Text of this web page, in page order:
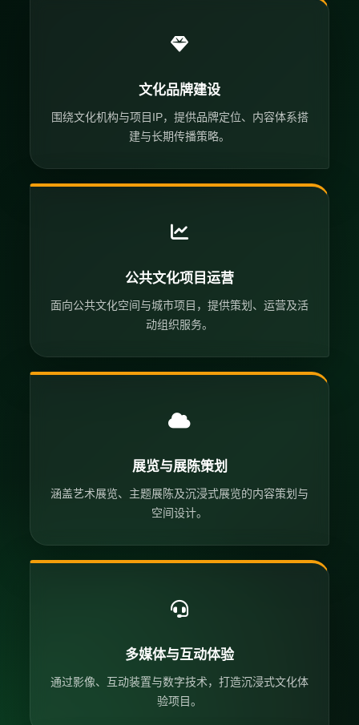
文化品牌建设
围绕文化机构与项目IP，提供品牌定位、内容体系搭
建与长期传播策略。
公共文化项目运营
面向公共文化空间与城市项目，提供策划、运营及活
动组织服务。
展览与展陈策划
涵盖艺术展览、主题展陈及沉浸式展览的内容策划与
空间设计。
多媒体与互动体验
通过影像、互动装置与数字技术，打造沉浸式文化体
验项目。